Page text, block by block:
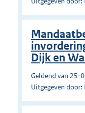
Dijk en
Geldend van 25-
Uitgegeven door: